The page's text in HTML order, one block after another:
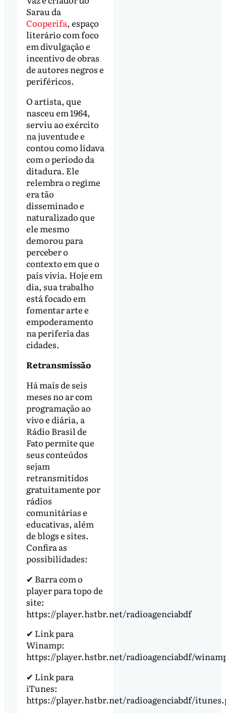
Sarau da
Cooperifa, espaço
literário com foco
em divulgação e
incentivo de obras
de autores negros e
periféricos.
O artista, que
nasceu em 1964,
serviu ao exército
na juventude e
contou como lidava
com o período da
ditadura. Ele
relembra o regime
era tão
disseminado e
naturalizado que
ele mesmo
demorou para
perceber o
contexto em que o
país vivia. Hoje em
dia, sua trabalho
está focado em
fomentar arte e
empoderamento
na periferia das
cidades.
Retransmissão
Há mais de seis
meses no ar com
programação ao
vivo e diária, a
Rádio Brasil de
Fato permite que
seus conteúdos
sejam
retransmitidos
gratuitamente por
rádios
comunitárias e
educativas, além
de blogs e sites.
Confira as
possibilidades:
✔ Barra com o
player para topo de
site:
https://player.hstbr.net/radioagenciabdf
✔ Link para
Winamp:
https://player.hstbr.net/radioagenciabdf/
✔ Link para
iTunes:
https://player.hstbr.net/radioagenciabdf/